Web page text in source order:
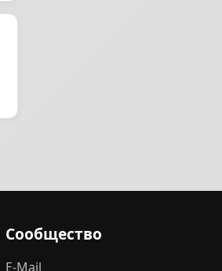
Сообщество
E-Mail